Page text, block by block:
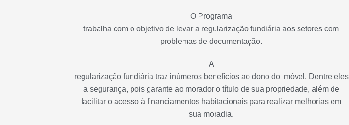
O Programa
trabalha com o objetivo de levar a regularização fundiária aos setores com
problemas de documentação.
A
regularização fundiária traz inúmeros benefícios ao dono do imóvel. Dentre eles
a segurança, pois garante ao morador o título de sua propriedade, além de
facilitar o acesso à financiamentos habitacionais para realizar melhorias em
sua moradia.